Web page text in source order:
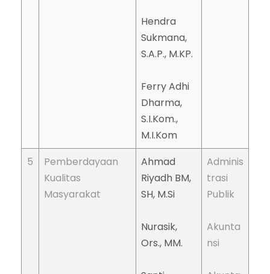
Hendra
Sukmana,
S.A.P., M.KP.
Ferry Adhi
Dharma,
S.I.Kom.,
M.I.Kom
5
Pemberdayaan
Kualitas
Masyarakat
Ahmad
Riyadh BM,
SH, M.Si
Nurasik,
Ors., MM.
Adminis
trasi
Publik
Akunta
nsi